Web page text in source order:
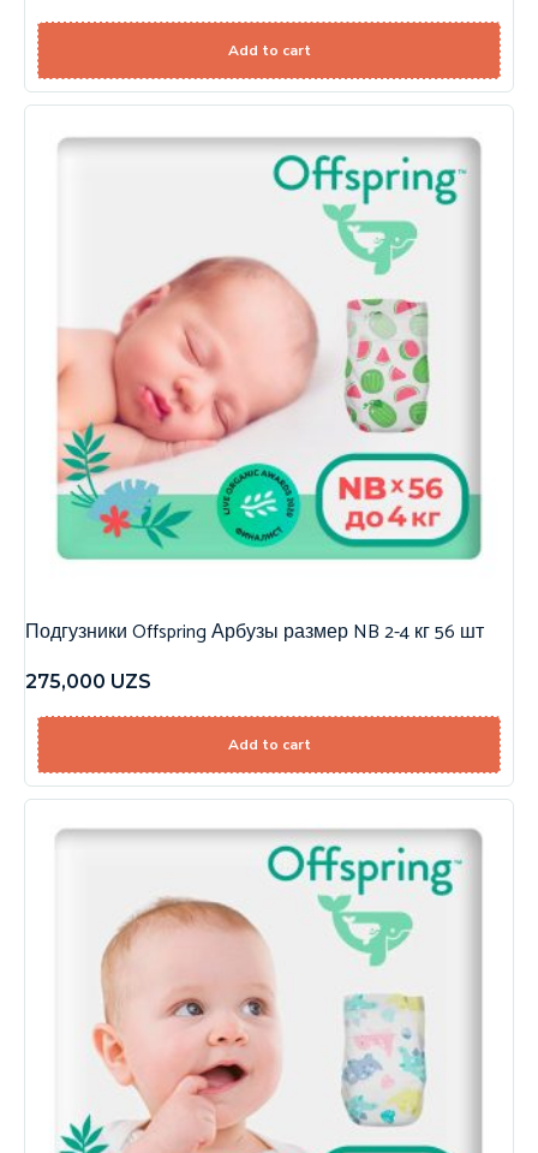
Add to cart
Подгузники Offspring Арбузы размер NB 2-4 кг 56 шт
275,000 UZS
Add to cart